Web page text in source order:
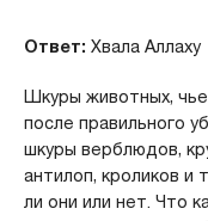
Ответ: Хвала Аллаху
Шкуры животных,
после правильного
шкуры верблюдов,
антилоп, кроликов и
ли они или нет. Что